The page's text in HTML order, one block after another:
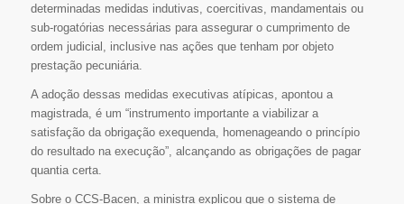
determinadas medidas indutivas, coercitivas, mandamentais ou
sub-rogatórias necessárias para assegurar o cumprimento de
ordem judicial, inclusive nas ações que tenham por objeto
prestação pecuniária.
A adoção dessas medidas executivas atípicas, apontou a
magistrada, é um “instrumento importante a viabilizar a
satisfação da obrigação exequenda, homenageando o princípio
do resultado na execução”, alcançando as obrigações de pagar
quantia certa.
Sobre o CCS-Bacen, a ministra explicou que o sistema de